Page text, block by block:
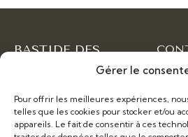
Gérer le
Pour offrir les meilleures expériences,
telles que les cookies pour stocker et/ou
appareils. Le fait de consentir à ces
BASTIDE DES
Lieu ressource avec
hébergement et table d
345